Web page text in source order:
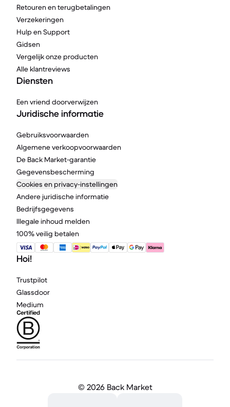
Retouren en terugbetalingen
Verzekeringen
Hulp en Support
Gidsen
Vergelijk onze producten
Alle klantreviews
Diensten
Een vriend doorverwijzen
Juridische informatie
Gebruiksvoorwaarden
Algemene verkoopvoorwaarden
De Back Market-garantie
Gegevensbescherming
Cookies en privacy-instellingen
Andere juridische informatie
Bedrijfsgegevens
Illegale inhoud melden
100% veilig betalen
Hoi!
Trustpilot
Glassdoor
Medium
© 2026 Back Market